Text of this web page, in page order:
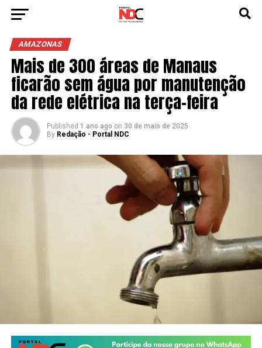
AMAZONAS
Mais de 300 áreas de Manaus
ficarão sem água por manutenção
da rede elétrica na terça-feira
Published 1 ano ago on 30 de maio de 2025
By Redação - Portal NDC